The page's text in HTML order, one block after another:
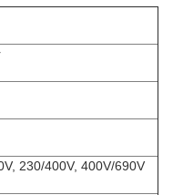
230/400V, 400V/690V